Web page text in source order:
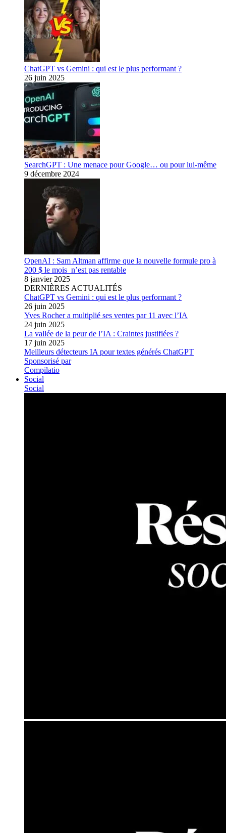
ChatGPT vs Gemini : qui est le plus performant ?
26 juin 2025
SearchGPT : Une menace pour Google… ou pour lui-même
9 décembre 2024
OpenAI : Sam Altman affirme que la nouvelle formule pro à
200 $ le mois n’est pas rentable
8 janvier 2025
DERNIÈRES ACTUALITÉS
ChatGPT vs Gemini : qui est le plus performant ?
26 juin 2025
Yves Rocher a multiplié ses ventes par 11 avec l’IA
24 juin 2025
La vallée de la peur de l’IA : Craintes justifiées ?
17 juin 2025
Meilleurs détecteurs IA pour textes générés ChatGPT
Sponsorisé par
Compilatio
Social
Social